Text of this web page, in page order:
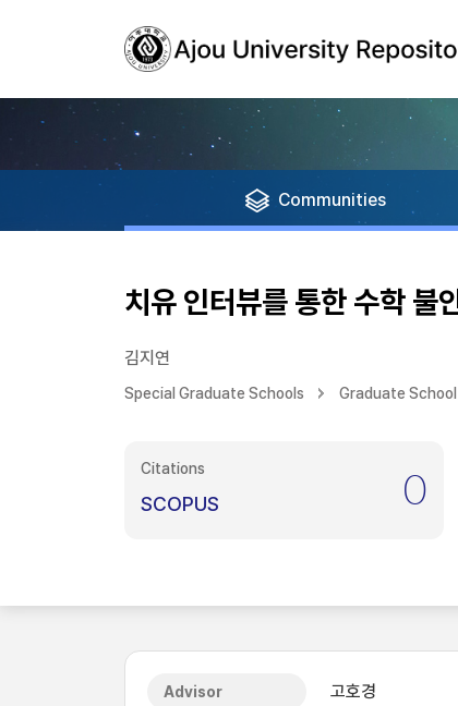
Communities
치유 인터뷰를 통한 수학 불
김지연
Special Graduate Schools Graduate
Citations
SCOPUS 0
Advisor 고호경